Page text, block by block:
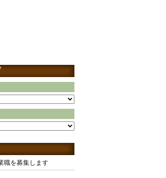
職を募集します